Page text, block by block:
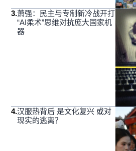
3.萧强：民主与专制新冷战开打
“AI柔术”思维对抗庞大国家机
器
4.汉服热背后 是文化复兴 或对
现实的逃离？